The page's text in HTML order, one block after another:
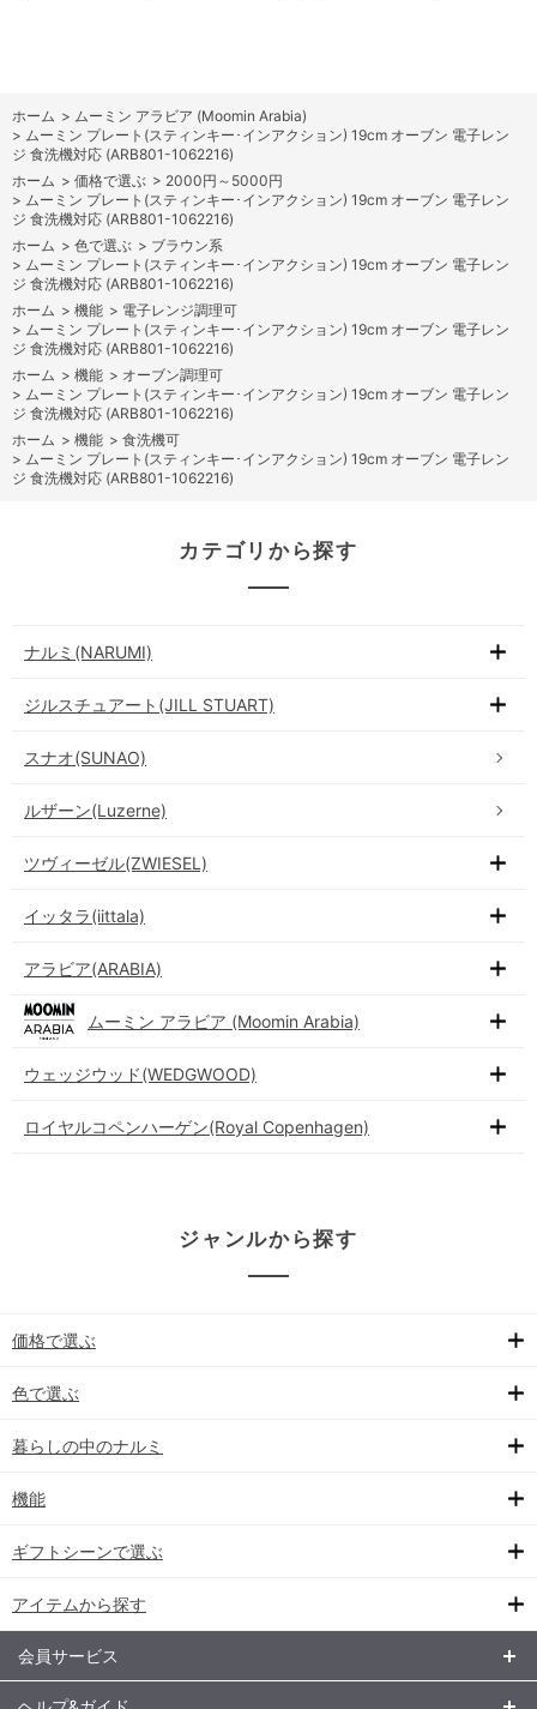
ホーム > ムーミン アラビア (Moomin Arabia)
> ムーミン プレート(スティンキー･インアクション) 19cm オーブン 電子レン
ジ 食洗機対応 (ARB801-1062216)
ホーム > 価格で選ぶ > 2000円～5000円
> ムーミン プレート(スティンキー･インアクション) 19cm オーブン 電子レン
ジ 食洗機対応 (ARB801-1062216)
ホーム > 色で選ぶ > ブラウン系
> ムーミン プレート(スティンキー･インアクション) 19cm オーブン 電子レン
ジ 食洗機対応 (ARB801-1062216)
ホーム > 機能 > 電子レンジ調理可
> ムーミン プレート(スティンキー･インアクション) 19cm オーブン 電子レン
ジ 食洗機対応 (ARB801-1062216)
ホーム > 機能 > オーブン調理可
> ムーミン プレート(スティンキー･インアクション) 19cm オーブン 電子レン
ジ 食洗機対応 (ARB801-1062216)
ホーム > 機能 > 食洗機可
> ムーミン プレート(スティンキー･インアクション) 19cm オーブン 電子レン
ジ 食洗機対応 (ARB801-1062216)
カテゴリから探す
ナルミ(NARUMI)
ジルスチュアート(JILL STUART)
スナオ(SUNAO)
ルザーン(Luzerne)
ツヴィーゼル(ZWIESEL)
イッタラ(iittala)
アラビア(ARABIA)
ムーミン アラビア (Moomin Arabia)
ウェッジウッド(WEDGWOOD)
ロイヤルコペンハーゲン(Royal Copenhagen)
ジャンルから探す
価格で選ぶ
色で選ぶ
暮らしの中のナルミ
機能
ギフトシーンで選ぶ
アイテムから探す
会員サービス